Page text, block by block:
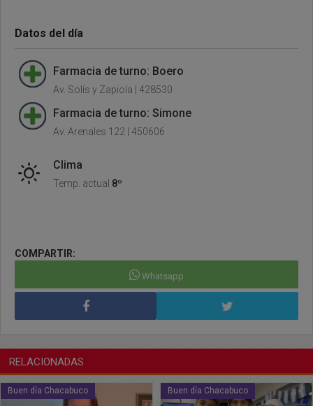
Datos del día
Farmacia de turno: Boero
Av. Solís y Zapiola | 428530
Farmacia de turno: Simone
Av. Arenales 122 | 450606
Clima
Temp. actual 8º
COMPARTIR:
Whatsapp
RELACIONADAS
Buen día Chacabuco Buen día Chacabuco